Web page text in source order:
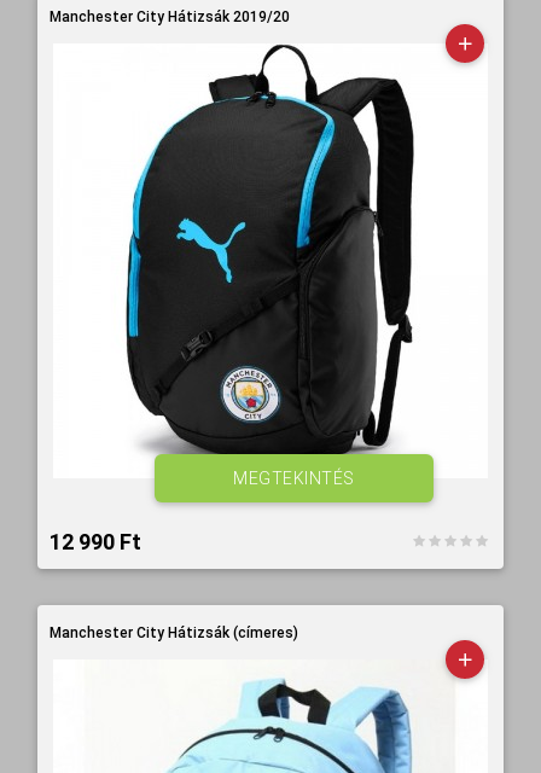
Manchester City Hátizsák 2019/20
12 990 Ft‎
MEGTEKINTÉS
Manchester City Hátizsák (címeres)